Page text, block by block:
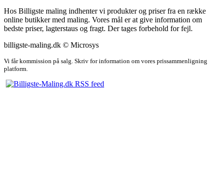
Hos Billigste maling indhenter vi produkter og priser fra en række
online butikker med maling. Vores mål er at give information om
bedste priser, lagterstaus og fragt. Der tages forbehold for fejl.
billigste-maling.dk © Microsys
Vi får kommission på salg. Skriv for information om vores prissammenligning
platform.